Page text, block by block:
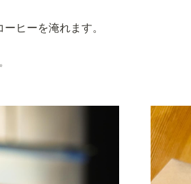
ヒーを淹れます。